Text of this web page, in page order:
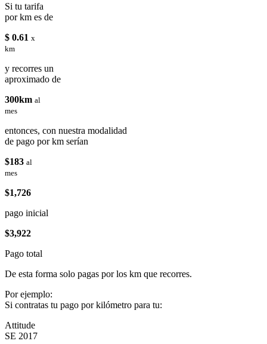
Si tu tarifa
por km es de
$ 0.61 x
km
y recorres un
aproximado de
300km al
mes
entonces, con nuestra modalidad
de pago por km serían
$183 al
mes
$1,726
pago inicial
$3,922
Pago total
De esta forma solo pagas por los km que recorres.
Por ejemplo:
Si contratas tu pago por kilómetro para tu:
Attitude
SE 2017